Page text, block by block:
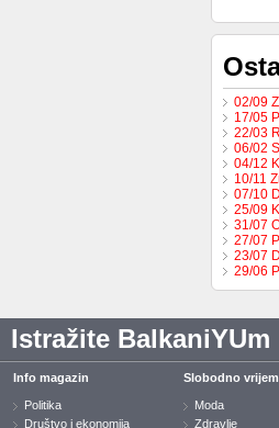
02/09
17/05
22/03
06/02
04/12
10/11
07/10
25/09
31/07
27/07
23/07
29/06
Istražite BalkaniYUm
Info magazin
Politika
Društvo i ekonomija
Slobodno
Moda
Zdravlje